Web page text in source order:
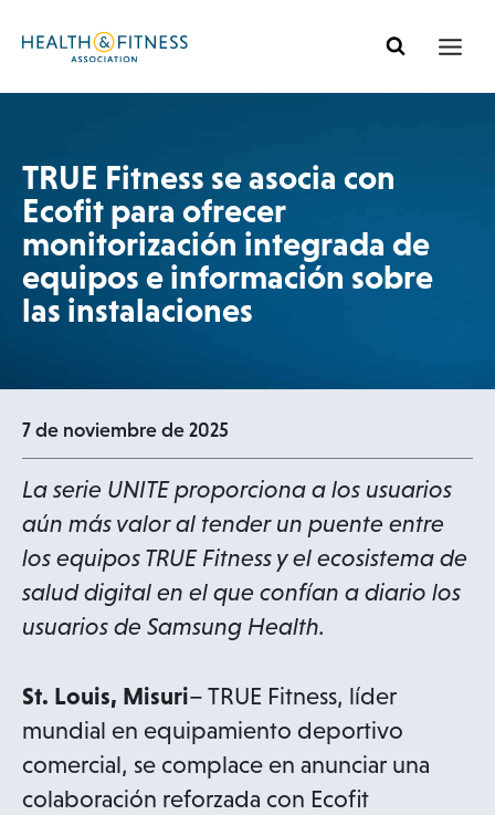
TRUE Fitness se asocia con
Ecofit para ofrecer
monitorización integrada de
equipos e información sobre
las instalaciones
7 de noviembre de 2025
La serie UNITE proporciona a los usuarios
aún más valor al tender un puente entre
los equipos TRUE Fitness y el ecosistema de
salud digital en el que confían a diario los
usuarios de Samsung Health.
St. Louis, Misuri– TRUE Fitness, líder
mundial en equipamiento deportivo
comercial, se complace en anunciar una
colaboración reforzada con Ecofit